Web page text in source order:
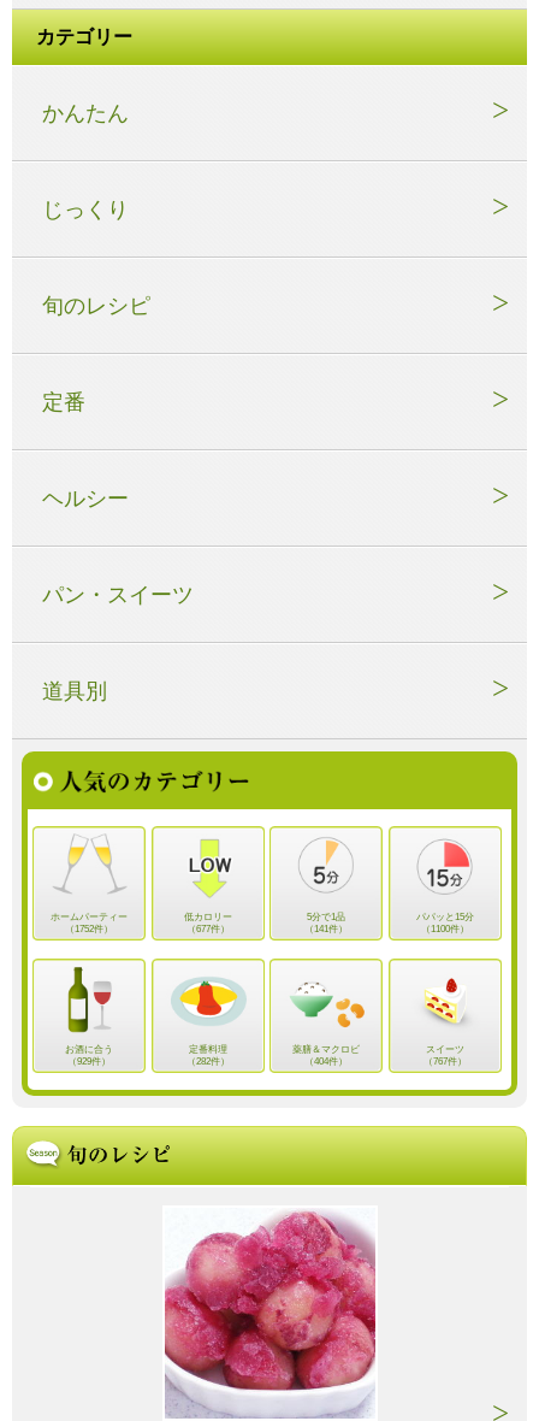
カテゴリー
かんたん
じっくり
旬のレシピ
定番
ヘルシー
パン・スイーツ
道具別
ホームパーティー
（1752件）
低カロリー
（677件）
5分で1品
（141件）
パパッと15分
（1100件）
お酒に合う
（929件）
定番料理
（282件）
薬膳＆マクロビ
（404件）
スイーツ
（767件）